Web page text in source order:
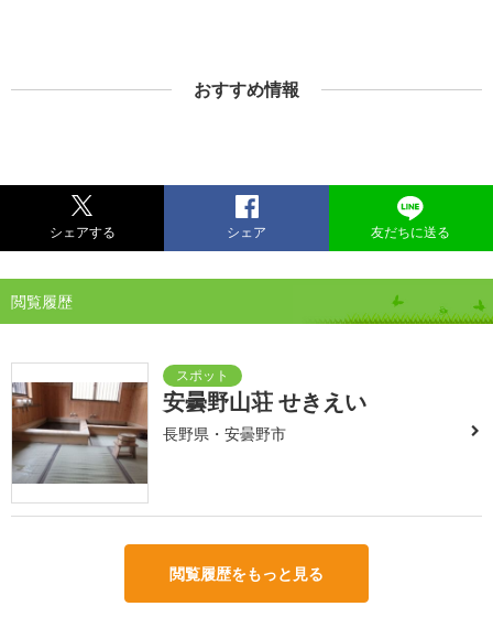
おすすめ情報
シェアする シェア 友だちに送る
閲覧履歴
安曇野山荘 せきえい
長野県・安曇野市
閲覧履歴をもっと見る